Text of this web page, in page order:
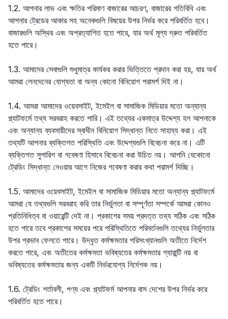
1.2. আপনার লাভ এবং ক্ষতির পরিমাণ বাজারের আচরণ, বাজারের গতিবিধি এবং
আপনার ট্রেডের আকার সহ অনেকগুলি বিষয়ের উপর নির্ভর করে পরিবর্তিত হবে।
বাজারগুলি অস্থির এবং অপ্রত্যাশিত হতে পারে, যার অর্থ মূল্য দ্রুত পরিবর্তিত
হতে পারে।
1.3. আমাদের সেবাগুলি শুধুমাত্র কার্যকর করার ভিত্তিতে প্রদান করা হয়, যার অর্থ
আমরা লেনদেনের যোগ্যতা বা অন্য কোনো বিনিয়োগ পরামর্শ দিই না।
1.4. আমরা আমাদের ওয়েবসাইট, ইমেইল বা সামাজিক মিডিয়ার মতো অন্যান্য
প্ল্যাটফর্মে তথ্য সরবরাহ করতে পারি। এই তথ্যের একমাত্র উদ্দেশ্য হল আপনাকে
এবং অন্যান্য ব্যবসায়ীদের স্বাধীন বিনিয়োগ সিদ্ধান্ত নিতে সাহায্য করা। এই
তথ্যটি আপনার ব্যক্তিগত পরিস্থিতি এবং উদ্দেশ্যগুলি বিবেচনা করে না। এটি
ব্যক্তিগত সুপারিশ বা গবেষণা হিসাবে বিবেচনা করা উচিত নয়। আপনি যেকোনো
ট্রেডিং সিদ্ধান্ত নেওয়ার আগে নিজের গবেষণা করার কথা পরামর্শ দিচ্ছি।
1.5. আমাদের ওয়েবসাইট, ইমেইল বা সামাজিক মিডিয়ার মতো অন্যান্য প্ল্যাটফর্মে
আমরা যে তথ্যগুলি সরবরাহ করি তার নির্ভুলতা বা সম্পূর্ণতা সম্পর্কে আমরা কোনও
প্রতিনিধিত্ব বা ওয়ারেন্টি দেই না। প্রকাশের সময় প্রদত্ত তথ্য সঠিক এবং সঠিক
হতে পারে তবে প্রকাশের সময়ের পরে পরিস্থিতিতে পরিবর্তনগুলি তথ্যের নির্ভুলতার
উপর প্রভাব ফেলতে পারে। উদ্ধৃত কর্মক্ষমতার পরিসংখ্যানগুলি অতীতে নির্দেশ
করতে পারে, এবং অতীতের কর্মক্ষমতা ভবিষ্যতের কর্মক্ষমতার গ্যারান্টি নয় বা
ভবিষ্যতের কর্মক্ষমতার জন্য একটি নির্ভরযোগ্য নির্দেশক নয়।
1.6. ট্রেডিং শর্তাবলী, পণ্য এবং প্ল্যাটফর্ম আপনার বাস দেশের উপর নির্ভর করে
পরিবর্তিত হতে পারে।